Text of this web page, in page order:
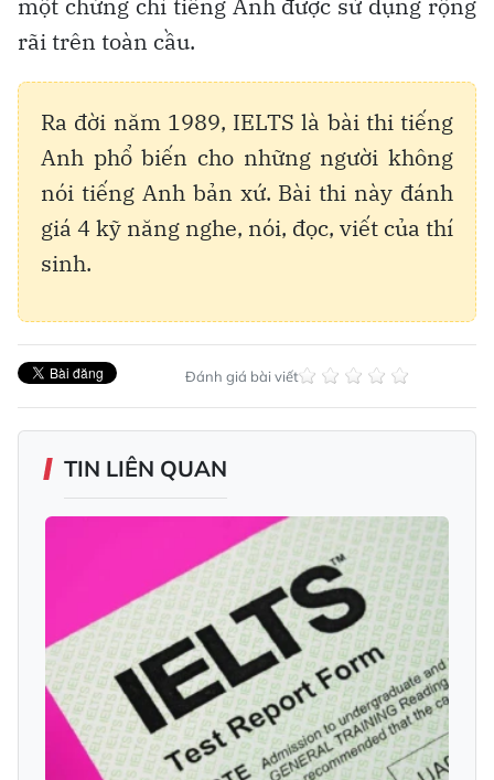
một chứng chỉ tiếng Anh được sử dụng rộng
rãi trên toàn cầu.
Ra đời năm 1989, IELTS là bài thi tiếng
Anh phổ biến cho những người không
nói tiếng Anh bản xứ. Bài thi này đánh
giá 4 kỹ năng nghe, nói, đọc, viết của thí
sinh.
Đánh giá bài viết
TIN LIÊN QUAN